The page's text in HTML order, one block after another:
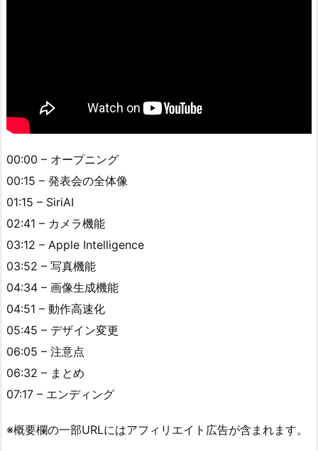
00:00 – オープニング
00:15 – 発表会の全体像
01:15 – SiriAI
02:41 – カメラ機能
03:12 – Apple Intelligence
03:52 – 写真機能
04:34 – 画像生成機能
04:51 – 動作高速化
05:45 – デザイン変更
06:05 – 注意点
06:32 – まとめ
07:17 – エンディング
※概要欄の一部URLにはアフィリエイト広告が含まれます。